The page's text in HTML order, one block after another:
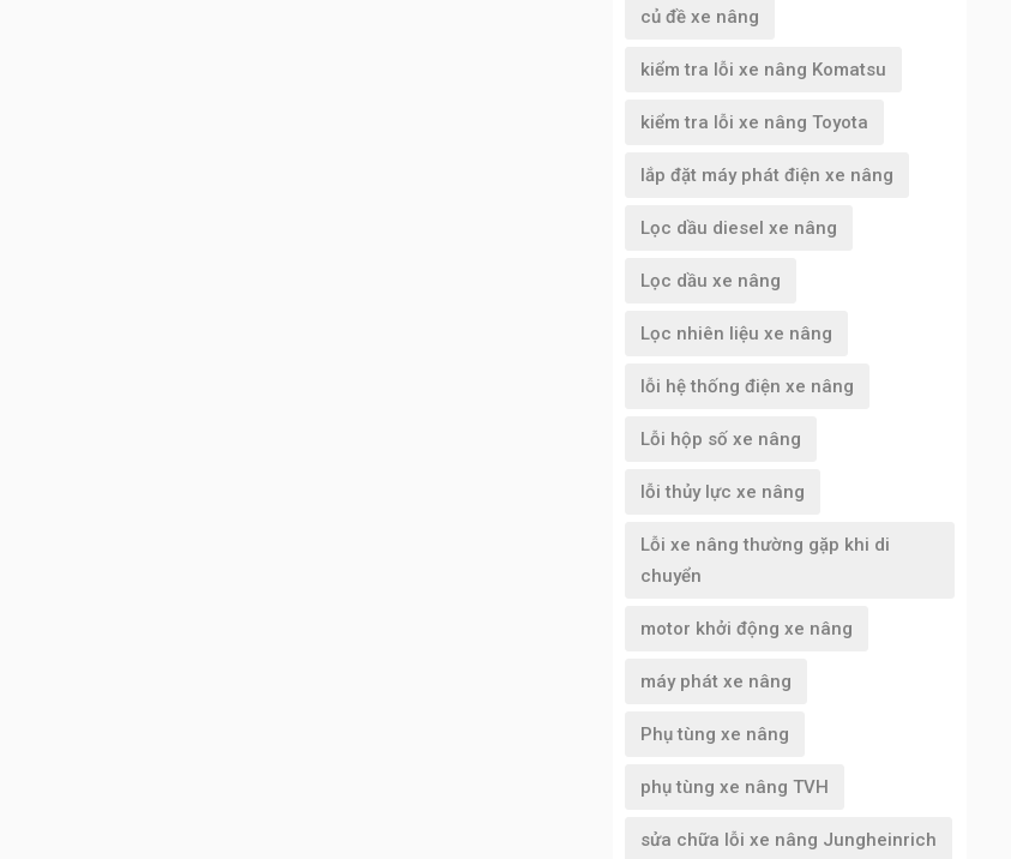
củ đề xe nâng
kiểm tra lỗi xe nâng Komatsu
kiểm tra lỗi xe nâng Toyota
lắp đặt máy phát điện xe nâng
Lọc dầu diesel xe nâng
Lọc dầu xe nâng
Lọc nhiên liệu xe nâng
lỗi hệ thống điện xe nâng
Lỗi hộp số xe nâng
lỗi thủy lực xe nâng
Lỗi xe nâng thường gặp khi di
chuyển
motor khởi động xe nâng
máy phát xe nâng
Phụ tùng xe nâng
phụ tùng xe nâng TVH
sửa chữa lỗi xe nâng Jungheinrich